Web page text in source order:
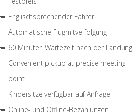
Englischsprechender Fahrer
Automatische Flugmitverfolgung
60 Minuten Wartezeit nach der Landung
Convenient pickup at precise meeting
point
Kindersitze verfügbar auf Anfrage
Online- und Offline-Bezahlungen